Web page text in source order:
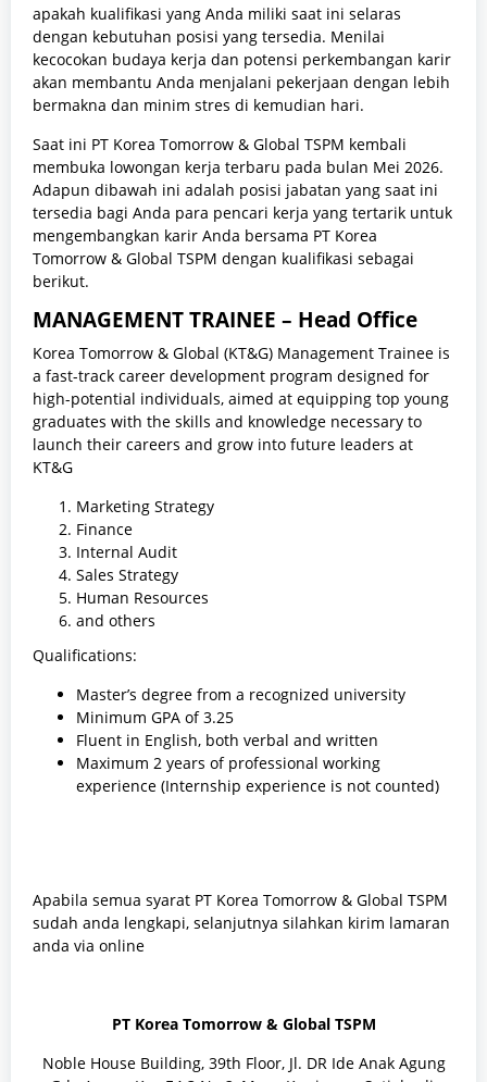
apakah kualifikasi yang Anda miliki saat ini selaras
dengan kebutuhan posisi yang tersedia. Menilai
kecocokan budaya kerja dan potensi perkembangan karir
akan membantu Anda menjalani pekerjaan dengan lebih
bermakna dan minim stres di kemudian hari.
Saat ini PT Korea Tomorrow & Global TSPM kembali
membuka lowongan kerja terbaru pada bulan Mei 2026.
Adapun dibawah ini adalah posisi jabatan yang saat ini
tersedia bagi Anda para pencari kerja yang tertarik untuk
mengembangkan karir Anda bersama PT Korea
Tomorrow & Global TSPM dengan kualifikasi sebagai
berikut.
MANAGEMENT TRAINEE – Head Office
Korea Tomorrow & Global (KT&G) Management Trainee is
a fast-track career development program designed for
high-potential individuals, aimed at equipping top young
graduates with the skills and knowledge necessary to
launch their careers and grow into future leaders at
KT&G
Marketing Strategy
Finance
Internal Audit
Sales Strategy
Human Resources
and others
Qualifications:
Master’s degree from a recognized university
Minimum GPA of 3.25
Fluent in English, both verbal and written
Maximum 2 years of professional working
experience (Internship experience is not counted)
Apabila semua syarat PT Korea Tomorrow & Global TSPM
sudah anda lengkapi, selanjutnya silahkan kirim lamaran
anda via online
PT Korea Tomorrow & Global TSPM
Noble House Building, 39th Floor, Jl. DR Ide Anak Agung